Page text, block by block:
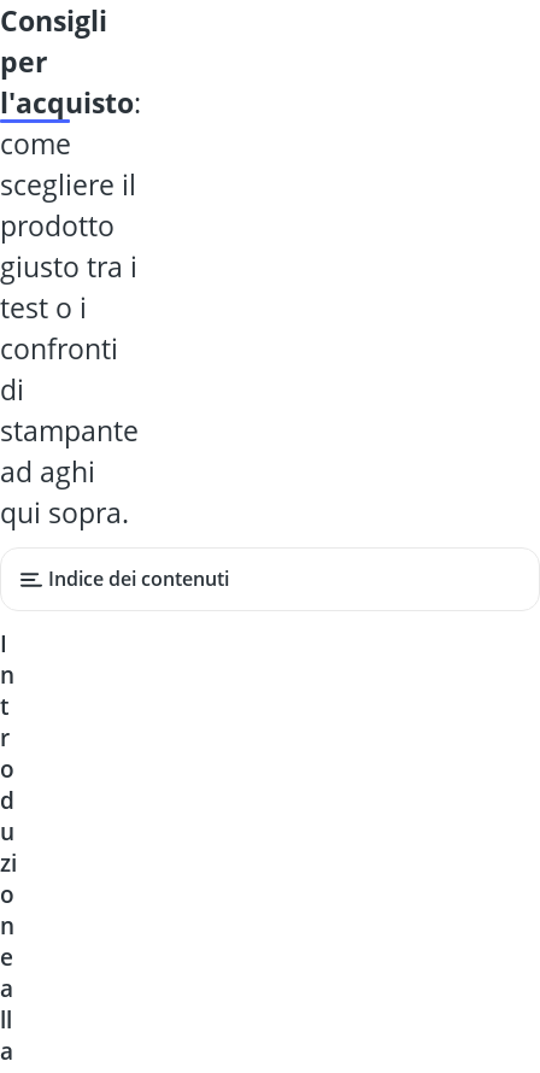
consigli
per
l'acquisto:
come
scegliere il
prodotto
giusto tra i
test o i
confronti
di
stampante
ad aghi
qui sopra.
Indice dei contenuti
I
n
t
r
o
d
u
zi
o
n
e
a
ll
a